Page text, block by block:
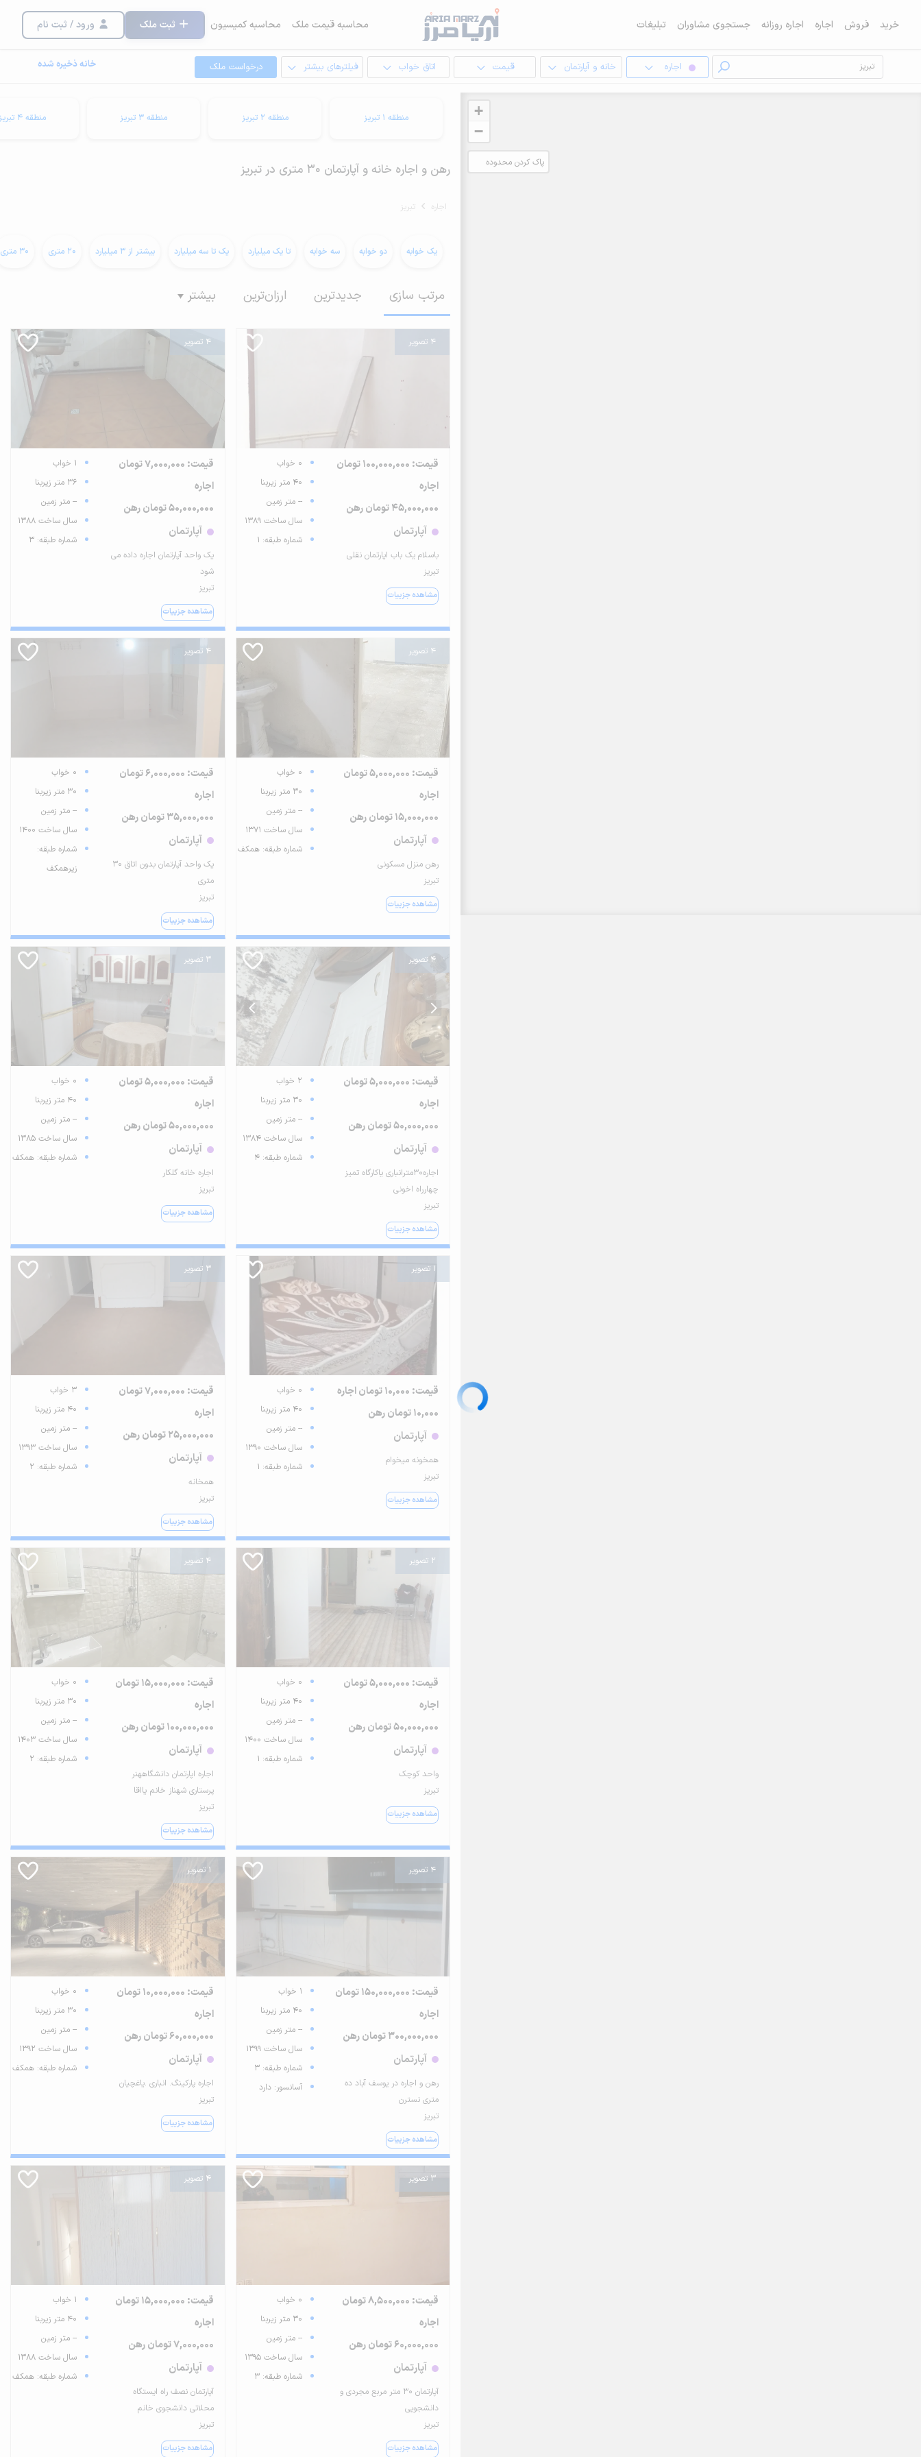
خرید فروش اجاره اجاره روزانه جستجوی مشاوران تبلیغات محاسبه قیمت ملک محاسبه کمیسیون ثبت ملک ورود / ثبت نام
اجاره خانه و آپارتمان قیمت اتاق خواب فیلترهای بیشتر درخواست ملک خانه ذخیره شده
+
−
پاک کردن محدوده
منطقه 1 تبریز منطقه 2 تبریز منطقه 3 تبریز منطقه 4 تبریز
رهن و اجاره خانه و آپارتمان 30 متری در تبریز
اجاره تبریز
یک خوابه دو خوابه سه خوابه تا یک میلیارد یک تا سه میلیارد بیشتر از 3 میلیارد 20 متری 30 متری
مرتب سازی جدیدترین ارزان‌ترین بیشتر
4 تصویر
قیمت: 100,000,000 تومان
اجاره
45,000,000 تومان رهن
آپارتمان
باسلام یک باب اپارتمان نقلی
تبریز
مشاهده جزییات
0 خواب
40 متر زیربنا
-- متر زمین
سال ساخت 1389
شماره طبقه: 1
4 تصویر
قیمت: 7,000,000 تومان
اجاره
50,000,000 تومان رهن
آپارتمان
یک واحد آپارتمان اجاره داده می
شود
تبریز
مشاهده جزییات
1 خواب
36 متر زیربنا
-- متر زمین
سال ساخت 1388
شماره طبقه: 3
4 تصویر
قیمت: 5,000,000 تومان
اجاره
15,000,000 تومان رهن
آپارتمان
رهن منزل مسکونی
تبریز
مشاهده جزییات
0 خواب
30 متر زیربنا
-- متر زمین
سال ساخت 1371
شماره طبقه: همکف
4 تصویر
قیمت: 6,000,000 تومان
اجاره
35,000,000 تومان رهن
آپارتمان
یک واحد آپارتمان بدون اتاق ۳۰
متری
تبریز
مشاهده جزییات
0 خواب
30 متر زیربنا
-- متر زمین
سال ساخت 1400
شماره طبقه:
زیرهمکف
4 تصویر
قیمت: 5,000,000 تومان
اجاره
50,000,000 تومان رهن
آپارتمان
اجاره۳۰مترانباری یاکارگاه تمیز
چهارراه اخونی
تبریز
مشاهده جزییات
2 خواب
30 متر زیربنا
-- متر زمین
سال ساخت 1384
شماره طبقه: 4
3 تصویر
قیمت: 5,000,000 تومان
اجاره
50,000,000 تومان رهن
آپارتمان
اجاره خانه گلکار
تبریز
مشاهده جزییات
0 خواب
40 متر زیربنا
-- متر زمین
سال ساخت 1385
شماره طبقه: همکف
1 تصویر
قیمت: 10,000 تومان اجاره
10,000 تومان رهن
آپارتمان
همخونه میخوام
تبریز
مشاهده جزییات
0 خواب
40 متر زیربنا
-- متر زمین
سال ساخت 1390
شماره طبقه: 1
3 تصویر
قیمت: 7,000,000 تومان
اجاره
25,000,000 تومان رهن
آپارتمان
همخانه
تبریز
مشاهده جزییات
3 خواب
40 متر زیربنا
-- متر زمین
سال ساخت 1393
شماره طبقه: 2
2 تصویر
قیمت: 5,000,000 تومان
اجاره
50,000,000 تومان رهن
آپارتمان
واحد کوچک
تبریز
مشاهده جزییات
0 خواب
40 متر زیربنا
-- متر زمین
سال ساخت 1400
شماره طبقه: 1
4 تصویر
قیمت: 15,000,000 تومان
اجاره
100,000,000 تومان رهن
آپارتمان
اجاره اپارتمان دانشگاههنر
پرستاری شهناز خانم یااقا
تبریز
مشاهده جزییات
0 خواب
30 متر زیربنا
-- متر زمین
سال ساخت 1403
شماره طبقه: 2
4 تصویر
قیمت: 150,000,000 تومان
اجاره
300,000,000 تومان رهن
آپارتمان
رهن و اجاره در یوسف آباد ده
متری نسترن
تبریز
مشاهده جزییات
1 خواب
40 متر زیربنا
-- متر زمین
سال ساخت 1399
شماره طبقه: 3
آسانسور: دارد
1 تصویر
قیمت: 10,000,000 تومان
اجاره
60,000,000 تومان رهن
آپارتمان
اجاره پارکینگ. انباری .یاغچیان
تبریز
مشاهده جزییات
0 خواب
30 متر زیربنا
-- متر زمین
سال ساخت 1392
شماره طبقه: همکف
3 تصویر
قیمت: 8,500,000 تومان
اجاره
60,000,000 تومان رهن
آپارتمان
آپارتمان ۳۰ متر مربع مجردی و
دانشجویی
تبریز
مشاهده جزییات
0 خواب
30 متر زیربنا
-- متر زمین
سال ساخت 1395
شماره طبقه: 3
4 تصویر
قیمت: 15,000,000 تومان
اجاره
7,000,000 تومان رهن
آپارتمان
آپارتمان نصف راه ایستگاه
محلاتی دانشجوی خانم
تبریز
مشاهده جزییات
1 خواب
40 متر زیربنا
-- متر زمین
سال ساخت 1388
شماره طبقه: همکف